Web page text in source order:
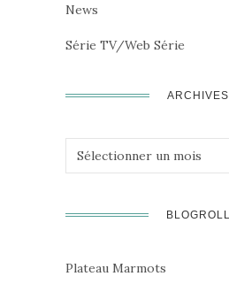
News
Série TV/Web Série
ARCHIVES
Archives
BLOGROLL
Plateau Marmots